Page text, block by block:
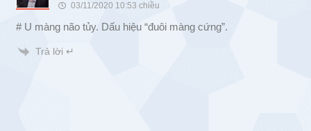
03/11/2020 10:53 chiều
# U màng não tủy. Dấu hiệu “đuôi màng cứng”.
Trả lời ↵